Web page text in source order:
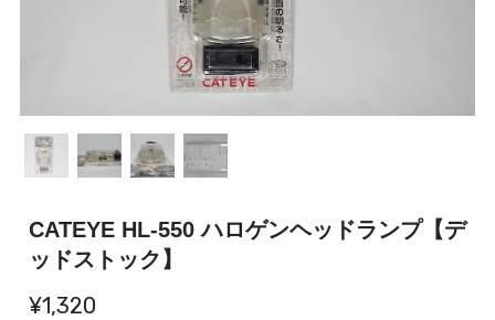
CATEYE HL-550 ハロゲンヘッドランプ【デ
ッドストック】
¥1,320